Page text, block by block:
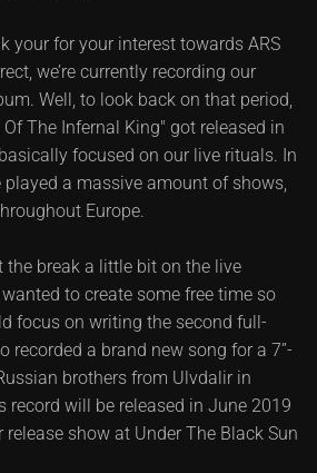
your for your interest towards ARS
we’re currently recording our
Well, to look back on that period,
The Infernal King" got released in
focused on our live rituals. In
played a massive amount of shows,
Europe.
the break a little bit on the live
to create some free time so
focus on writing the second full-
recorded a brand new song for a 7”-
brothers from Ulvdalir in
record will be released in June 2019
release show at Under The Black Sun